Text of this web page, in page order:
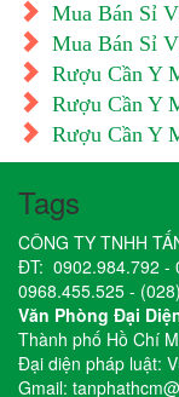
Mua Bán Sỉ
Mua Bán Sỉ
Rượu Cần Y
Rượu Cần Y
Rượu Cần Y
Tags
CÔNG TY TNHH
ĐT: 0902.984.792 -
0968.455.525 -
Văn Phòng Đại
Thành phố Hồ Chí
Đại diện pháp luật:
Gmail: